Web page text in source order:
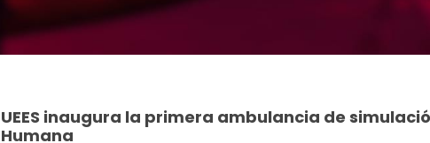
UEES inaugura la primera ambulancia de
Humana